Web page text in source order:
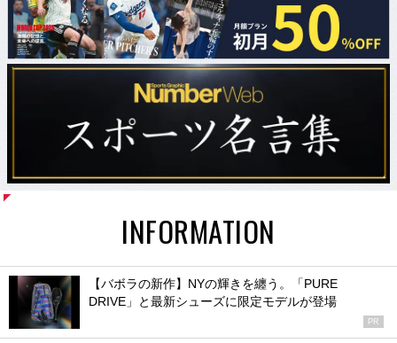
INFORMATION
【バボラの新作】NYの輝きを纏う。「PURE
DRIVE」と最新シューズに限定モデルが登場
PR